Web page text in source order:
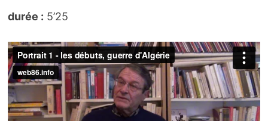
durée : 5’25